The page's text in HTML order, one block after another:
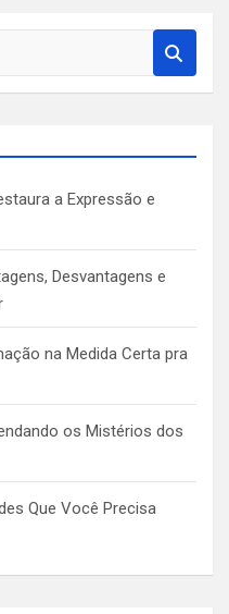
a Expressão e
Desvantagens e
na Medida Certa pra
os Mistérios dos
Que Você Precisa